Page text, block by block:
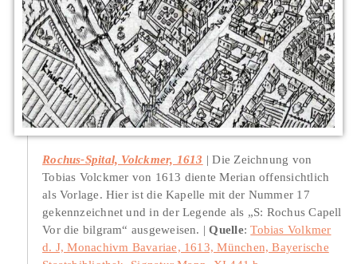
Rochus-Spital, Volckmer, 1613
Die Zeichnung von
Tobias Volckmer von 1613 diente Merian offensichtlich
als Vorlage. Hier ist die Kapelle mit der Nummer 17
gekennzeichnet und in der Legende als „S: Rochus Capell
Vor die bilgram“ ausgeweisen.
Quelle:Tobias Volkmer
d. J, Monachivm Bavariae, 1613, München, Bayerische